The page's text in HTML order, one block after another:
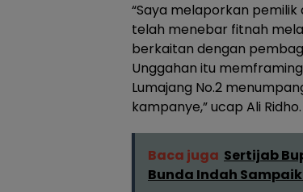
“Saya melaporkan
telah menebar fitnah
berkaitan dengan
Unggahan itu
Lumajang No.2
kampanye,” ucap Ali Ridho.
Baca juga Sertijab
Bunda Indah